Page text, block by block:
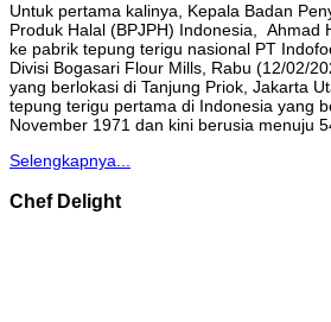
Untuk pertama kalinya, Kepala Badan
Produk Halal (BPJPH) Indonesia, Ahmad
ke pabrik tepung terigu nasional PT
Divisi Bogasari Flour Mills, Rabu (12/02/
yang berlokasi di Tanjung Priok, Jakarta
tepung terigu pertama di Indonesia yang
November 1971 dan kini berusia menuju
Selengkapnya...
Chef Delight